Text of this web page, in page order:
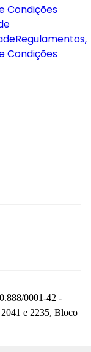
Condições
Regulamentos,
Condições
0001-42 -
e 2235, Bloco